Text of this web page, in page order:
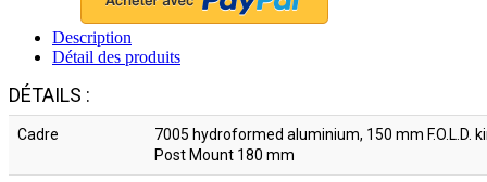
Description
Détail des produits
DÉTAILS :
Cadre
7005 hydroformed aluminium, 150 mm F.O.L.D.
Post Mount 180 mm